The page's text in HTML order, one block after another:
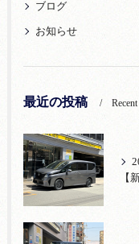
ブログ
お知らせ
最近の投稿